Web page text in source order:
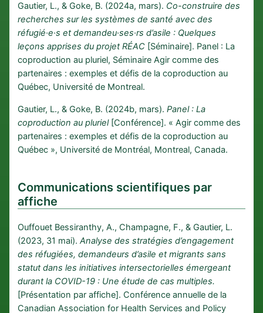
Gautier, L., & Goke, B. (2024a, mars). Co-construire des
recherches sur les systèmes de santé avec des
réfugié·e·s et demandeu·ses·rs d’asile : Quelques
leçons apprises du projet RÉAC [Séminaire]. Panel : La
coproduction au pluriel, Séminaire Agir comme des
partenaires : exemples et défis de la coproduction au
Québec, Université de Montreal.
Gautier, L., & Goke, B. (2024b, mars).Panel : La
coproduction au pluriel[Conférence]. « Agir comme des
partenaires : exemples et défis de la coproduction au
Québec », Université de Montréal, Montreal, Canada.
Communications scientifiques par
affiche
Ouffouet Bessiranthy, A., Champagne, F., & Gautier, L.
(2023, 31 mai).Analyse des stratégies d’engagement
des réfugiées, demandeurs d’asile et migrants sans
statut dans les initiatives intersectorielles émergeant
durant la COVID-19 : Une étude de cas multiples.
[Présentation par affiche]. Conférence annuelle de la
Canadian Association for Health Services and Policy